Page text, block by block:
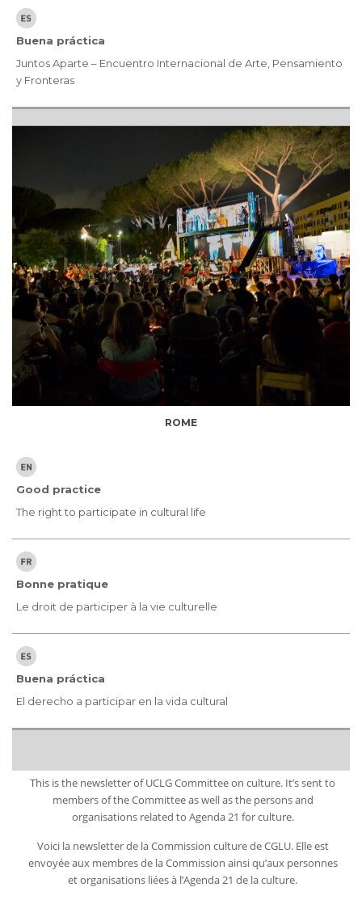
Buena práctica
Juntos Aparte – Encuentro Internacional de Arte, Pensamiento
y Fronteras
ROME
Good practice
The right to participate in cultural life
Bonne pratique
Le droit de participer à la vie culturelle
Buena práctica
El derecho a participar en la vida cultural
This is the newsletter of UCLG Committee on culture. It’s sent to
members of the Committee as well as the persons and
organisations related to Agenda 21 for culture.
Voici la newsletter de la Commission culture de CGLU. Elle est
envoyée aux membres de la Commission ainsi qu’aux personnes
et organisations liées à l’Agenda 21 de la culture.